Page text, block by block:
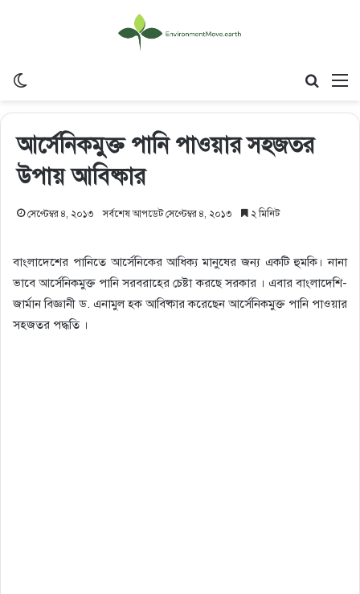
আর্সেনিকমুক্ত পানি পাওয়ার সহজতর
উপায় আবিষ্কার
সেপ্টেম্বর ৪, ২০১৩ সর্বশেষ আপডেট সেপ্টেম্বর ৪, ২০১৩ ২ মিনিট
বাংলাদেশের পানিতে আর্সেনিকের আধিক্য মানুষের জন্য একটি হুমকি। নানা
ভাবে আর্সেনিকমুক্ত পানি সরবরাহের চেষ্টা করছে সরকার । এবার বাংলাদেশি-
জার্মান বিজ্ঞানী ড. এনামুল হক আবিষ্কার করেছেন আর্সেনিকমুক্ত পানি পাওয়ার
সহজতর পদ্ধতি ।